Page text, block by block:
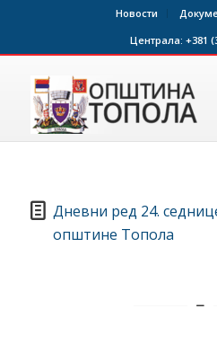
Новости
Централа: +381
Дневни ред 24.
општине Топола